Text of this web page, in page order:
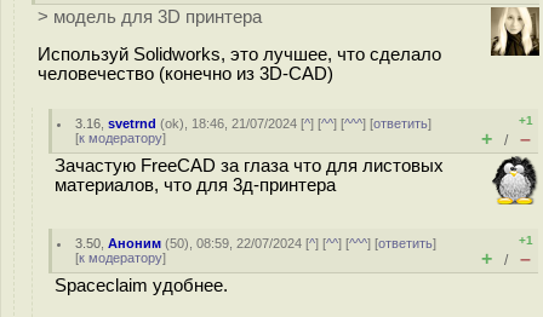
> модель для 3D принтера
Используй Solidworks, это лучшее, что сделало
человечество (конечно из 3D-CAD)
3.16 ,svetrnd (ok), 18:46, 21/07/2024 [^] [^^] [^^^] [ответить]
[к модератору]
+1
+ / –
Зачастую FreeCAD за глаза что для листовых
материалов, что для 3д-принтера
3.50 ,Аноним (50), 08:59, 22/07/2024 [^] [^^] [^^^] [ответить]
[к модератору]
+1
+ / –
Spaceclaim удобнее.